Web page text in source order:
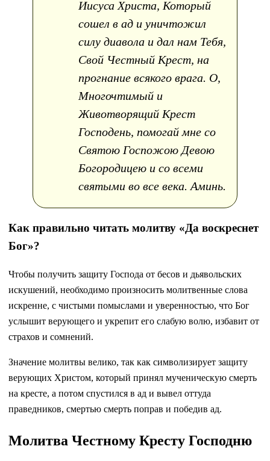
Иисуса Христа, Который
сошел в ад и уничтожил
силу диавола и дал нам Тебя,
Свой Честный Крест, на
прогнание всякого врага. О,
Многочтимый и
Животворящий Крест
Господень, помогай мне со
Святою Госпожою Девою
Богородицею и со всеми
святыми во все века. Аминь.
Как правильно читать молитву «Да воскреснет
Бог»?
Чтобы получить защиту Господа от бесов и дьявольских
искушений, необходимо произносить молитвенные слова
искренне, с чистыми помыслами и уверенностью, что Бог
услышит верующего и укрепит его слабую волю, избавит от
страхов и сомнений.
Значение молитвы велико, так как символизирует защиту
верующих Христом, который принял мученическую смерть
на кресте, а потом спустился в ад и вывел оттуда
праведников, смертью смерть поправ и победив ад.
Молитва Честному Кресту Господню